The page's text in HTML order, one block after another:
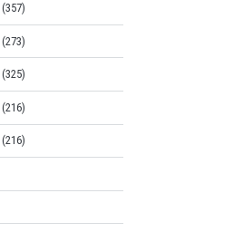
(357)
(273)
(325)
(216)
(216)